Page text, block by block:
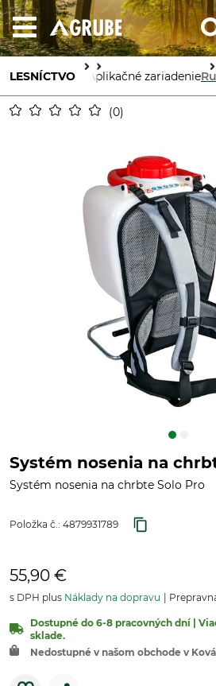
LESNÍCTVO
Ochrana lesa Aplikačné zariadenie
0
Systém nosenia na
Systém nosenia na chrbte Solo Pro
Položka č.: 4879931789
55,90 €
s DPH plus Náklady na dopravu
Dostupné do 6-8 pracovných dní |
sklade.
Nedostupné v našom obchode v